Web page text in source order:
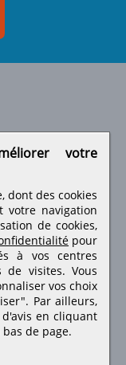
sociaux
votre
dont des cookies
votre navigation
de cookies,
pour
à vos centres
de visites.Vous
vos choix
Par ailleurs,
en cliquant
de page.